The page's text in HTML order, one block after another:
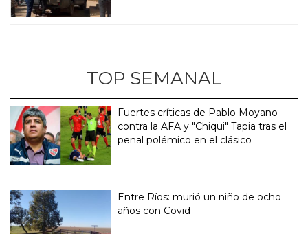
TOP SEMANAL
Fuertes críticas de Pablo Moyano
contra la AFA y "Chiqui" Tapia tras el
penal polémico en el clásico
Entre Ríos: murió un niño de ocho
años con Covid